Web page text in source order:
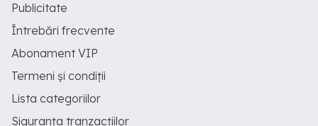
Publicitate
Întrebări frecvente
Abonament VIP
Termeni și condiții
Lista categoriilor
Siguranța tranzacțiilor